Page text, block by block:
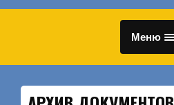
Меню